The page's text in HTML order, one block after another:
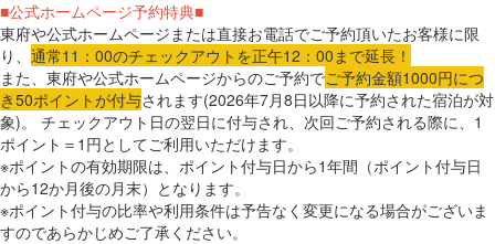
■公式ホームページ予約特典■
東府や公式ホームページまたは直接お電話でご予約頂いたお客様に限
り、 通常11：00のチェックアウトを正午12：00まで延長！
また、東府や公式ホームページからのご予約でご予約金額1000円につ
き50ポイントが付与されます(2026年7月8日以降に予約された宿泊が対
象)。 チェックアウト日の翌日に付与され、次回ご予約される際に、1
ポイント＝1円としてご利用いただけます。
※ポイントの有効期限は、ポイント付与日から1年間（ポイント付与日
から12か月後の月末）となります。
※ポイント付与の比率や利用条件は予告なく変更になる場合がございま
すのであらかじめご了承ください。